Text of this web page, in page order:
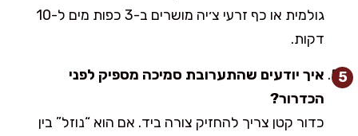
גולמית או כף זרעי צ׳יה מושרים ב-3 כפות מים ל-10
דקות.
איך יודעים שהתערובת סמיכה מספיק לפני
הכדרור?
כדור קטן צריך להחזיק צורה ביד. אם הוא “נוזל” בין